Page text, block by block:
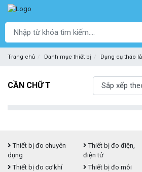
Trang chủ Danh mục thiết bị Dụng cụ tháo
CẦN CHỮ T
Thiết bị đo chuyên
dụng
Thiết bị đo điện,
điện tử
Thiết bị đo cơ khí
Thiết bị đo môi